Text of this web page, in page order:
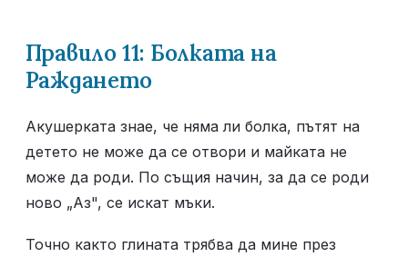
Правило 11: Болката на
Раждането
Акушерката знае, че няма ли болка, пътят на
детето не може да се отвори и майката не
може да роди. По същия начин, за да се роди
ново „Аз", се искат мъки.
Точно както глината трябва да мине през